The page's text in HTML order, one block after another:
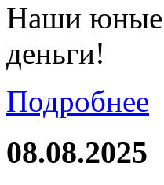
Наши юные
деньги!
Подробнее
08.08.2025